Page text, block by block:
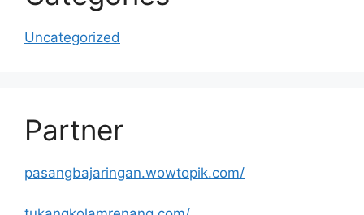
Uncategorized
Partner
pasangbajaringan.wowtopik.com/